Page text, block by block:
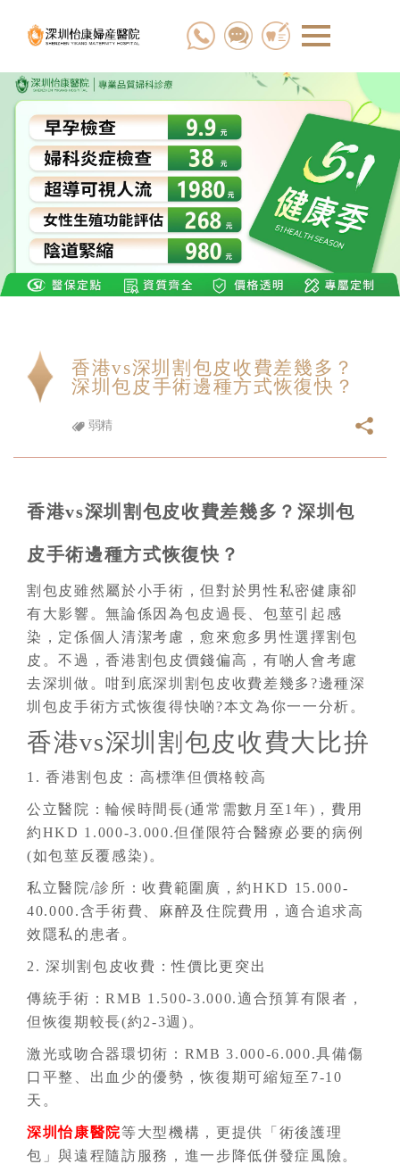
香港vs深圳割包皮收費差幾多？
深圳包皮手術邊種方式恢復快？
弱精
香港vs深圳割包皮收費差幾多？深圳包
皮手術邊種方式恢復快？
割包皮雖然屬於小手術，但對於男性私密健康卻
有大影響。無論係因為包皮過長、包莖引起感
染，定係個人清潔考慮，愈來愈多男性選擇割包
皮。不過，香港割包皮價錢偏高，有啲人會考慮
去深圳做。咁到底深圳割包皮收費差幾多?邊種深
圳包皮手術方式恢復得快啲?本文為你一一分析。
香港vs深圳割包皮收費大比拚
1. 香港割包皮：高標準但價格較高
公立醫院：輪候時間長(通常需數月至1年)，費用
約HKD 1.000-3.000.但僅限符合醫療必要的病例
(如包莖反覆感染)。
私立醫院/診所：收費範圍廣，約HKD 15.000-
40.000.含手術費、麻醉及住院費用，適合追求高
效隱私的患者。
2. 深圳割包皮收費：性價比更突出
傳統手術：RMB 1.500-3.000.適合預算有限者，
但恢復期較長(約2-3週)。
激光或吻合器環切術：RMB 3.000-6.000.具備傷
口平整、出血少的優勢，恢復期可縮短至7-10
天。
深圳怡康醫院等大型機構，更提供「術後護理
包」與遠程隨訪服務，進一步降低併發症風險。